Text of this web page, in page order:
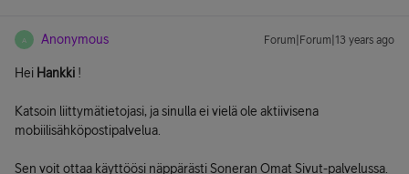
A Anonymous Forum|Forum|13 years ago
Hei Hankki !
Katsoin liittymätietojasi, ja sinulla ei vielä ole aktiivisena
mobiilisähköpostipalvelua.
Sen voit ottaa käyttöösi näppärästi Soneran Omat Sivut-palvelussa.